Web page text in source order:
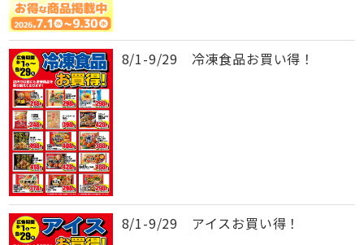
8/1-9/29 冷凍食品お買い得！
8/1-9/29 アイスお買い得！